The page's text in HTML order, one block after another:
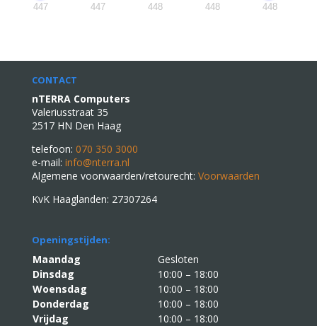
447 447 448 448 448
CONTACT
nTERRA Computers
Valeriusstraat 35
2517 HN Den Haag
telefoon: 070 350 3000
e-mail: info@nterra.nl
Algemene voorwaarden/retourecht: Voorwaarden
KvK Haaglanden: 27307264
Openingstijden:
Maandag
Gesloten
Dinsdag
10:00 – 18:00
Woensdag
10:00 – 18:00
Donderdag
10:00 – 18:00
Vrijdag
10:00 – 18:00